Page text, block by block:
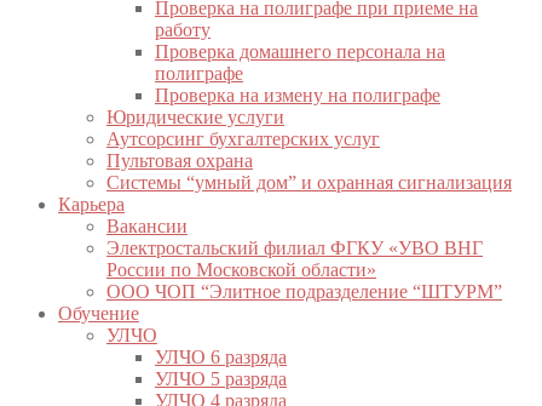
Проверка на полиграфе при приеме на
работу
Проверка домашнего персонала на
полиграфе
Проверка на измену на полиграфе
Юридические услуги
Аутсорсинг бухгалтерских услуг
Пультовая охрана
Системы “умный дом” и охранная сигнализация
Карьера
Вакансии
Электростальский филиал ФГКУ «УВО ВНГ
России по Московской области»
ООО ЧОП “Элитное подразделение “ШТУРМ”
Обучение
УЛЧО
УЛЧО 6 разряда
УЛЧО 5 разряда
УЛЧО 4 разряда